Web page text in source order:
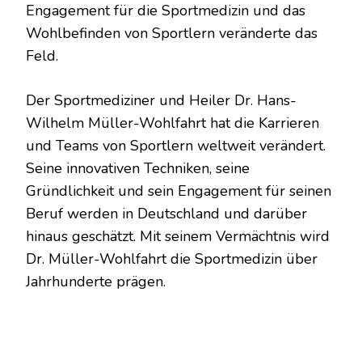
Engagement für die Sportmedizin und das
Wohlbefinden von Sportlern veränderte das
Feld.
Der Sportmediziner und Heiler Dr. Hans-
Wilhelm Müller-Wohlfahrt hat die Karrieren
und Teams von Sportlern weltweit verändert.
Seine innovativen Techniken, seine
Gründlichkeit und sein Engagement für seinen
Beruf werden in Deutschland und darüber
hinaus geschätzt. Mit seinem Vermächtnis wird
Dr. Müller-Wohlfahrt die Sportmedizin über
Jahrhunderte prägen.